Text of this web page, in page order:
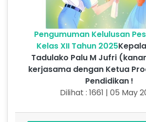
Pengumuman Kelulusan
Kelas XII Tahun 2025
Tadulako Palu M Jufri
kerjasama dengan Ketua
Pendidikan !
Dilihat : 1661 | 05 May